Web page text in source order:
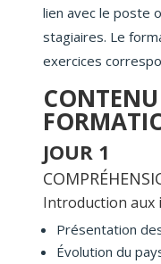
lien avec le poste
stagiaires. Le
exercices
JOUR 1
Introduction aux
Présentation
Évolution du